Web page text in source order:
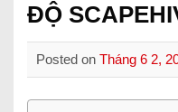
ĐỘ
Posted on Tháng 6 2,